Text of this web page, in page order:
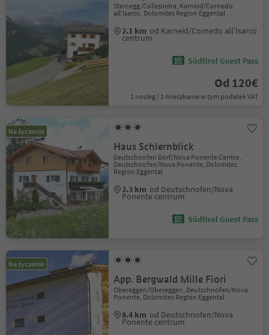
Steinegg/Collepietra, Karneid/Cornedo
all'Isarco, Dolomites Region Eggental
2.1 km od Karneid/Cornedo all'Isarco
centrum
Südtirol Guest Pass
Od 120€
1 nocleg / 1 mieszkanie w tym podatek VAT
Na życzenie
Haus Schlernblick
Deutschnofen Dorf/Nova Ponente Centro,
Deutschnofen/Nova Ponente, Dolomites
Region Eggental
2.3 km od Deutschnofen/Nova
Ponente centrum
Südtirol Guest Pass
Na życzenie
App. Bergwald Mille Fiori
Obereggen/Obereggen, Deutschnofen/Nova
Ponente, Dolomites Region Eggental
8.4 km od Deutschnofen/Nova
Ponente centrum